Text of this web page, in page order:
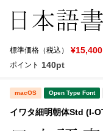
標準価格（税込） ¥15,400
ポイント 140pt
macOS Open Type Font
イワタ細明朝体Std (I-